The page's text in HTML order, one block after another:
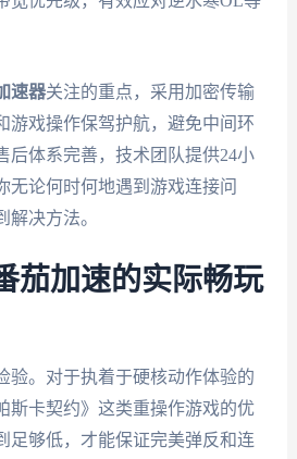
速器关注的重点，采用加密传输
游戏操作保驾护航，避免中间环
后体系完善，技术团队提供24小
无论何时何地遇到游戏连接问
决方法。
茄加速的实际畅玩
验。对于执着于硬核动作体验的
斯卡契约》这类重操作游戏的优
足够低，才能保证完美弹反和连